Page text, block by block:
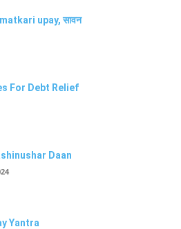
upay, सावन
For Debt Relief
Daan
Yantra